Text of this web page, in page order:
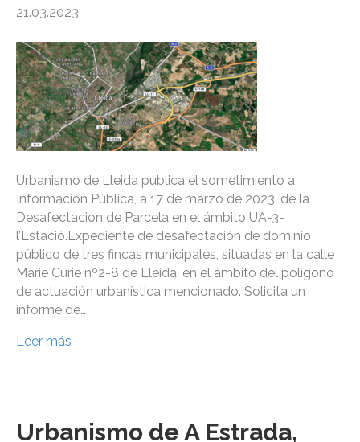
21.03.2023
Urbanismo de Lleida publica el sometimiento a
Información Pública, a 17 de marzo de 2023, de la
Desafectación de Parcela en el ámbito UA-3-
l’Estació.Expediente de desafectación de dominio
público de tres fincas municipales, situadas en la calle
Marie Curie nº2-8 de Lleida, en el ámbito del polígono
de actuación urbanística mencionado. Solicita un
informe de…
Leer más
Urbanismo de A Estrada,